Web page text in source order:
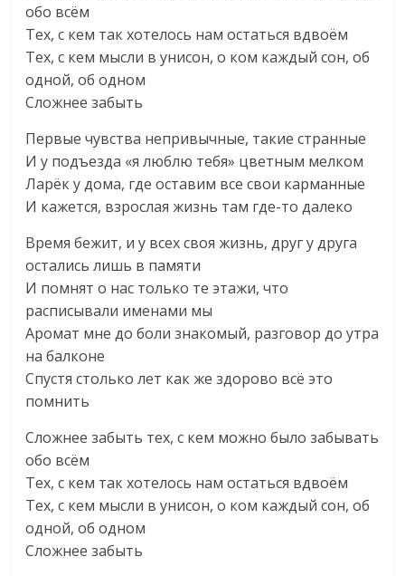
обо всём
Тех, с кем так хотелось нам остаться вдвоём
Тех, с кем мысли в унисон, о ком каждый сон, об
одной, об одном
Сложнее забыть
Первые чувства непривычные, такие странные
И у подъезда «я люблю тебя» цветным мелком
Ларёк у дома, где оставим все свои карманные
И кажется, взрослая жизнь там где-то далеко
Время бежит, и у всех своя жизнь, друг у друга
остались лишь в памяти
И помнят о нас только те этажи, что
расписывали именами мы
Аромат мне до боли знакомый, разговор до утра
на балконе
Спустя столько лет как же здорово всё это
помнить
Сложнее забыть тех, с кем можно было забывать
обо всём
Тех, с кем так хотелось нам остаться вдвоём
Тех, с кем мысли в унисон, о ком каждый сон, об
одной, об одном
Сложнее забыть